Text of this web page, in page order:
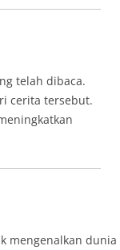
telah dibaca.
cerita tersebut.
mengenalkan dunia